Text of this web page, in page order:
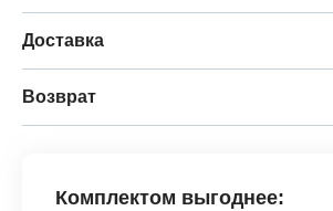
Доставка
Возврат
Комплектом выгоднее: